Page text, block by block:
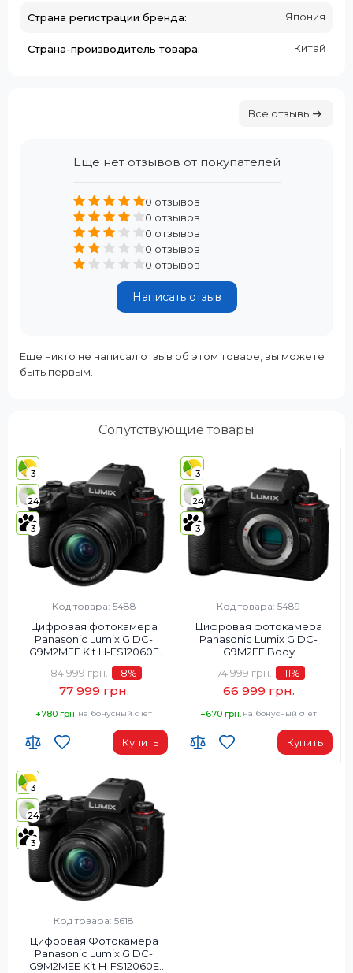
Страна регистрации бренда: Япония
Страна-производитель товара: Китай
Все отзывы
Еще нет отзывов от покупателей
0 отзывов
0 отзывов
0 отзывов
0 отзывов
0 отзывов
Написать отзыв
Еще никто не написал отзыв об этом товаре, вы можете
быть первым.
Сопутствующие товары
3
24
3
Код товара: 5488
Цифровая фотокамера
Panasonic Lumix G DC-
G9M2MEE Kit H-FS12060E
f/3.5-5.6
77 999 грн.
84 999 грн. -8%
+780 грн. на бонусный счет
Купить
3
24
3
Код товара: 5489
Цифровая фотокамера
Panasonic Lumix G DC-
G9M2EE Body
66 999 грн.
74 999 грн. -11%
+670 грн. на бонусный счет
Купить
3
24
3
Код товара: 5618
Цифровая Фотокамера
Panasonic Lumix G DC-
G9M2MEE Kit H-FS12060E